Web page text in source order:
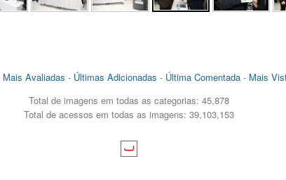
Mais Avaliadas - Últimas Adicionadas - Última Comentada- Mais
Total de imagens em todas as categorias: 45,878
Total de acessos em todas as imagens: 39,103,153